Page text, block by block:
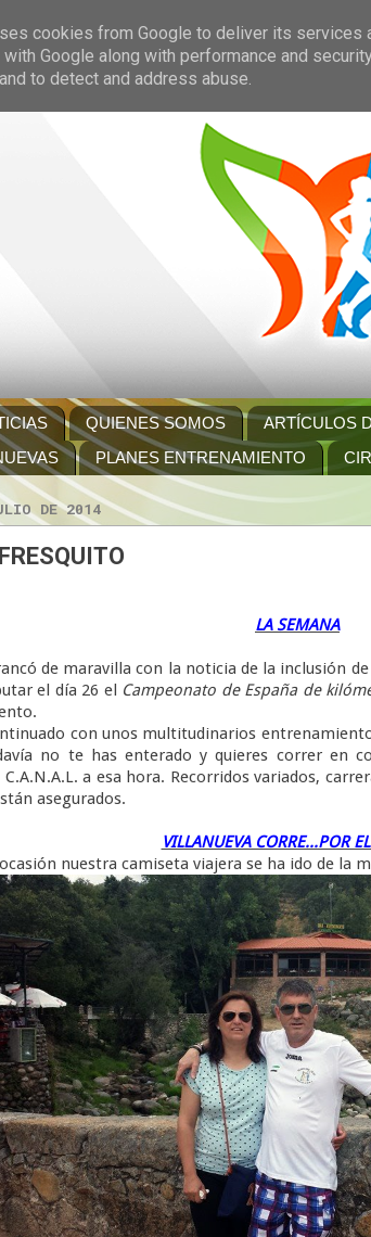
QUIENES SOMOS ARTÍCULOS
PLANES ENTRENAMIENTO
DE 2014
LA SEMANA
de maravilla con la noticia de la inclusión de
el día 26 el Campeonato de España de
con unos multitudinarios
no te has enterado y quieres correr en
a esa hora. Recorridos variados,
asegurados.
VILLANUEVA CORRE...POR
nuestra camiseta viajera se ha ido de la
cookies from Google to deliver its services
with Google along with performance and
to detect and address abuse.